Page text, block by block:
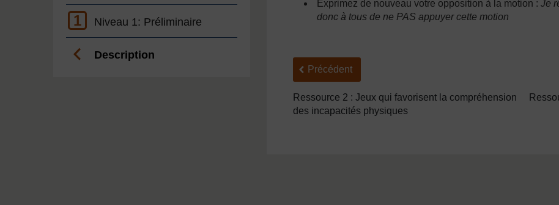
1 Niveau 1: Préliminaire
Description
Exprimez de nouveau votre opposition à la motion : Je
donc à tous de ne PAS appuyer cette motion
Précédent
Précédent
Ressource 2 : Jeux qui favorisent la compréhension
des incapacités physiques